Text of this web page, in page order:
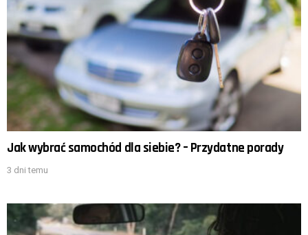
Jak wybrać samochód dla siebie? – Przydatne porady
3 dni temu